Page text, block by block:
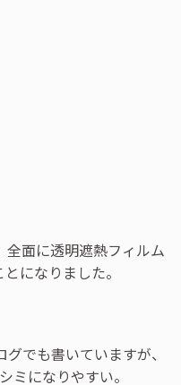
面に透明遮熱フィルム
になりました。
でも書いていますが、
ミになりやすい。